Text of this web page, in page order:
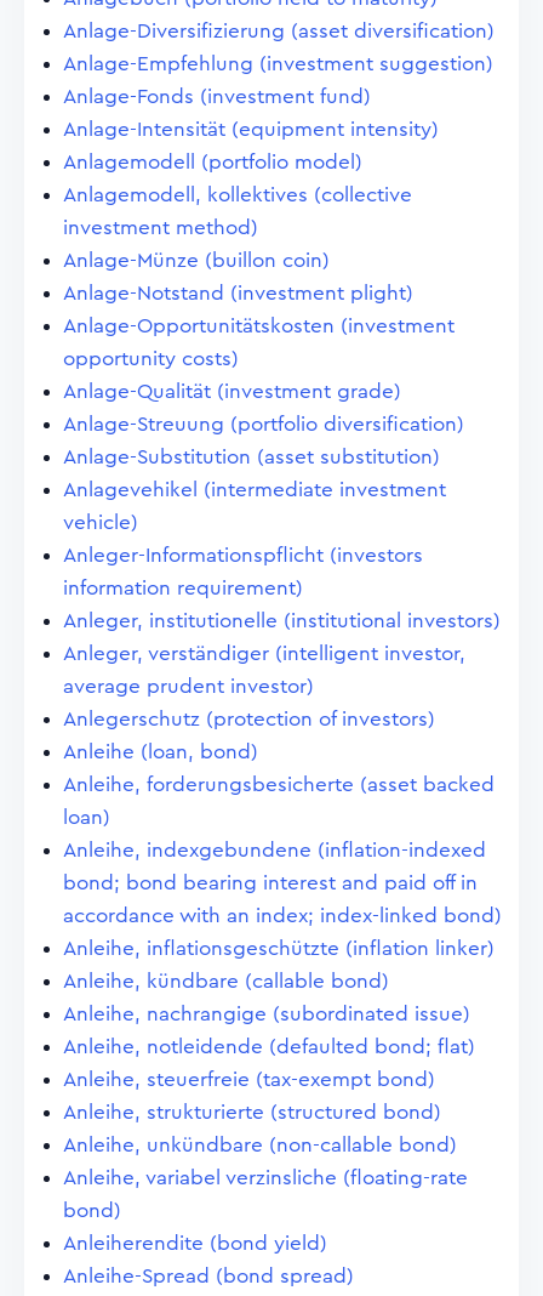
Anlage-Diversifizierung (asset diversification)
Anlage-Empfehlung (investment suggestion)
Anlage-Fonds (investment fund)
Anlage-Intensität (equipment intensity)
Anlagemodell (portfolio model)
Anlagemodell, kollektives (collective
investment method)
Anlage-Münze (buillon coin)
Anlage-Notstand (investment plight)
Anlage-Opportunitätskosten (investment
opportunity costs)
Anlage-Qualität (investment grade)
Anlage-Streuung (portfolio diversification)
Anlage-Substitution (asset substitution)
Anlagevehikel (intermediate investment
vehicle)
Anleger-Informationspflicht (investors
information requirement)
Anleger, institutionelle (institutional investors)
Anleger, verständiger (intelligent investor,
average prudent investor)
Anlegerschutz (protection of investors)
Anleihe (loan, bond)
Anleihe, forderungsbesicherte (asset backed
loan)
Anleihe, indexgebundene (inflation-indexed
bond; bond bearing interest and paid off in
accordance with an index; index-linked bond)
Anleihe, inflationsgeschützte (inflation linker)
Anleihe, kündbare (callable bond)
Anleihe, nachrangige (subordinated issue)
Anleihe, notleidende (defaulted bond; flat)
Anleihe, steuerfreie (tax-exempt bond)
Anleihe, strukturierte (structured bond)
Anleihe, unkündbare (non-callable bond)
Anleihe, variabel verzinsliche (floating-rate
bond)
Anleiherendite (bond yield)
Anleihe-Spread (bond spread)